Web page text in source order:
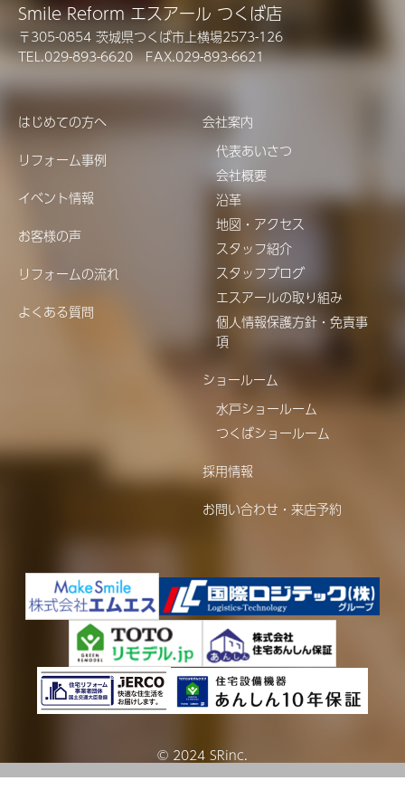
Smile Reform エスアール つくば店
〒305-0854 茨城県つくば市上横場2573-126
TEL.029-893-6620 FAX.029-893-6621
はじめての方へ
リフォーム事例
イベント情報
お客様の声
リフォームの流れ
よくある質問
会社案内
代表あいさつ
会社概要
沿革
地図・アクセス
スタッフ紹介
スタッフブログ
エスアールの取り組み
個人情報保護方針・免責事
項
ショールーム
水戸ショールーム
つくばショールーム
採用情報
お問い合わせ・来店予約
© 2024 SRinc.